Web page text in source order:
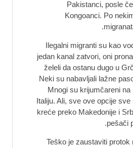
Pakistanci, posle
Kongoanci. Po
Ilegalni migranti su kao
jedan kanal zatvori, oni
želeli da ostanu dugo u
Neki su nabavljali lažne
Mnogi su krijumčareni
Italiju. Ali, sve ove opcije
kreće preko Makedonije i
pešači
Teško je zaustaviti